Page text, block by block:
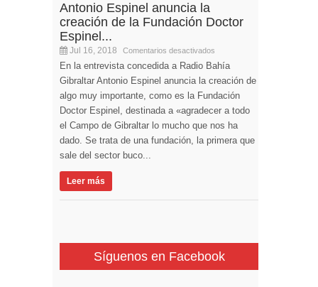
Antonio Espinel anuncia la
creación de la Fundación Doctor
Espinel...
Jul 16, 2018 Comentarios desactivados
En la entrevista concedida a Radio Bahía
Gibraltar Antonio Espinel anuncia la creación de
algo muy importante, como es la Fundación
Doctor Espinel, destinada a «agradecer a todo
el Campo de Gibraltar lo mucho que nos ha
dado. Se trata de una fundación, la primera que
sale del sector buco...
Leer más
Síguenos en Facebook